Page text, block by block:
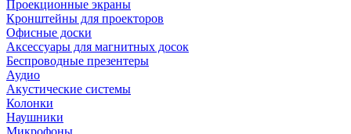
Проекционные экраны
Кронштейны для проекторов
Офисные доски
Аксессуары для магнитных досок
Беспроводные презентеры
Аудио
Акустические системы
Колонки
Наушники
Микрофоны